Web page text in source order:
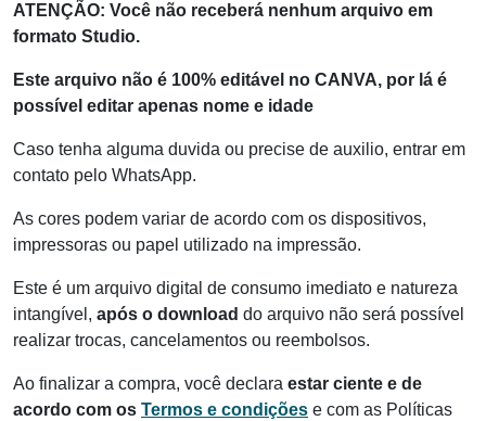
ATENÇÃO: Você não receberá nenhum arquivo em
formato Studio.
Este arquivo não é 100% editável no CANVA, por lá é
possível editar apenas nome e idade
Caso tenha alguma duvida ou precise de auxilio, entrar em
contato pelo WhatsApp.
As cores podem variar de acordo com os dispositivos,
impressoras ou papel utilizado na impressão.
Este é um arquivo digital de consumo imediato e natureza
intangível, após o download do arquivo não será possível
realizar trocas, cancelamentos ou reembolsos.
Ao finalizar a compra, você declara estar ciente e de
acordo com os Termos e condições e com as Políticas